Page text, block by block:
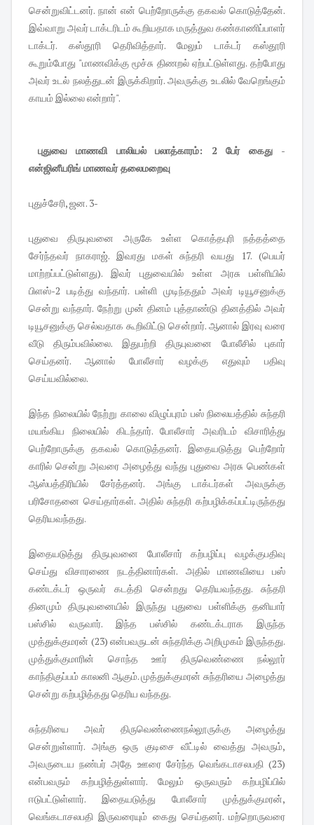
சென்றுவிட்டனர். நான் என் பெற்றோருக்கு தகவல் கொடுத்தேன்.
இவ்வாறு அவர் டாக்டரிடம் கூறியதாக மருத்துவ கண்காணிப்பாளர்
டாக்டர். கஸ்தூரி தெரிவித்தார். மேலும் டாக்டர் கஸ்தூரி
கூறும்போது "மாணவிக்கு மூச்சு திணறல் ஏற்பட்டுள்ளது. தற்போது
அவர் உடல் நலத்துடன் இருக்கிறார். அவருக்கு உடலில் வேறெங்கும்
காயம் இல்லை என்றார்".
புதுவை மாணவி பாலியல் பலாத்காரம்: 2 பேர் கைது -
என்ஜினீயரிங் மாணவர் தலைமறைவு
புதுச்சேரி, ஜன. 3-
புதுவை திருபுவனை அருகே உள்ள கொத்தபுரி நத்தத்தை
சேர்ந்தவர் நாகராஜ். இவரது மகள் சுந்தரி வயது 17. (பெயர்
மாற்றப்பட்டுள்ளது). இவர் புதுவையில் உள்ள அரசு பள்ளியில்
பிளஸ்-2 படித்து வந்தார். பள்ளி முடிந்ததும் அவர் டியூசனுக்கு
சென்று வந்தார். நேற்று முன் தினம் புத்தாண்டு தினத்தில் அவர்
டியூசனுக்கு செல்வதாக கூறிவிட்டு சென்றார். ஆனால் இரவு வரை
வீடு திரும்பவில்லை. இதுபற்றி திருபுவனை போலீசில் புகார்
செய்தனர். ஆனால் போலீசார் வழக்கு எதுவும் பதிவு
செய்யவில்லை.
இந்த நிலையில் நேற்று காலை விழுப்புரம் பஸ் நிலையத்தில் சுந்தரி
மயங்கிய நிலையில் கிடந்தார். போலீசார் அவரிடம் விசாரித்து
பெற்றோருக்கு தகவல் கொடுத்தனர். இதையடுத்து பெற்றோர்
காரில் சென்று அவரை அழைத்து வந்து புதுவை அரசு பெண்கள்
ஆஸ்பத்திரியில் சேர்த்தனர். அங்கு டாக்டர்கள் அவருக்கு
பரிசோதனை செய்தார்கள். அதில் சுந்தரி கற்பழிக்கப்பட்டிருந்தது
தெரியவந்தது.
இதையடுத்து திருபுவனை போலீசார் கற்பழிப்பு வழக்குபதிவு
செய்து விசாரணை நடத்தினார்கள். அதில் மாணவியை பஸ்
கண்டக்டர் ஒருவர் கடத்தி சென்றது தெரியவந்தது. சுந்தரி
தினமும் திருபுவனையில் இருந்து புதுவை பள்ளிக்கு தனியார்
பஸ்சில் வருவார். இந்த பஸ்சில் கண்டக்டராக இருந்த
முத்துக்குமரன் (23) என்பவருடன் சுந்தரிக்கு அறிமுகம் இருந்தது.
முத்துக்குமாரின் சொந்த ஊர் திருவெண்ணை நல்லூர்
காந்திகுப்பம் காலனி ஆகும். முத்துக்குமரன் சுந்தரியை அழைத்து
சென்று கற்பழித்தது தெரிய வந்தது.
சுந்தரியை அவர் திருவெண்ணைநல்லூருக்கு அழைத்து
சென்றுள்ளார். அங்கு ஒரு குடிசை வீட்டில் வைத்து அவரும்,
அவருடைய நண்பர் அதே ஊரை சேர்ந்த வெங்கடாசலபதி (23)
என்பவரும் கற்பழித்துள்ளார். மேலும் ஒருவரும் கற்பழிப்பில்
ஈடுபட்டுள்ளார். இதையடுத்து போலீசார் முத்துக்குமரன்,
வெங்கடாசலபதி இருவரையும் கைது செய்தனர். மற்றொருவரை